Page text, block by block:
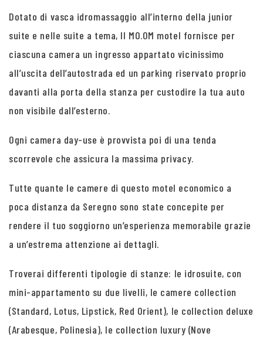
Dotato di vasca idromassaggio all’interno della junior
suite e nelle suite a tema, Il MO.OM motel fornisce per
ciascuna camera un ingresso appartato vicinissimo
all’uscita dell’autostrada ed un parking riservato proprio
davanti alla porta della stanza per custodire la tua auto
non visibile dall’esterno.
Ogni camera day-use è provvista poi di una tenda
scorrevole che assicura la massima privacy.
Tutte quante le camere di questo motel economico a
poca distanza da Seregno sono state concepite per
rendere il tuo soggiorno un’esperienza memorabile grazie
a un’estrema attenzione ai dettagli.
Troverai differenti tipologie di stanze: le idrosuite, con
mini-appartamento su due livelli, le camere collection
(Standard, Lotus, Lipstick, Red Orient), le collection deluxe
(Arabesque, Polinesia), le collection luxury (Nove